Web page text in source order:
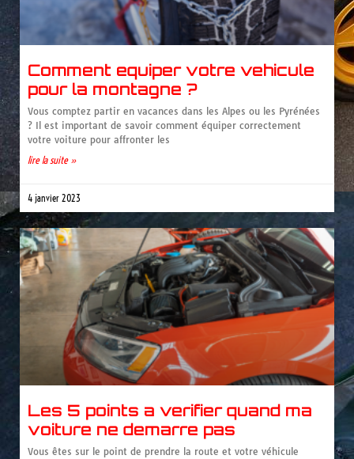
Comment equiper votre vehicule
pour la montagne ?
Vous comptez partir en vacances dans les Alpes ou les Pyrénées
? Il est important de savoir comment équiper correctement
votre voiture pour affronter les
lire la suite »
4 janvier 2023
Les 5 points a verifier quand ma
voiture ne demarre pas
Vous êtes sur le point de prendre la route et votre véhicule